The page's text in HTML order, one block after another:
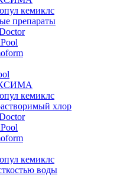
кемиклс
препараты
кемиклс
хлор
кемиклс
воды